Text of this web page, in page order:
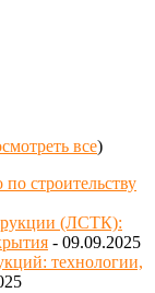
все)
строительству
(ЛСТК):
- 09.09.2025
технологии,